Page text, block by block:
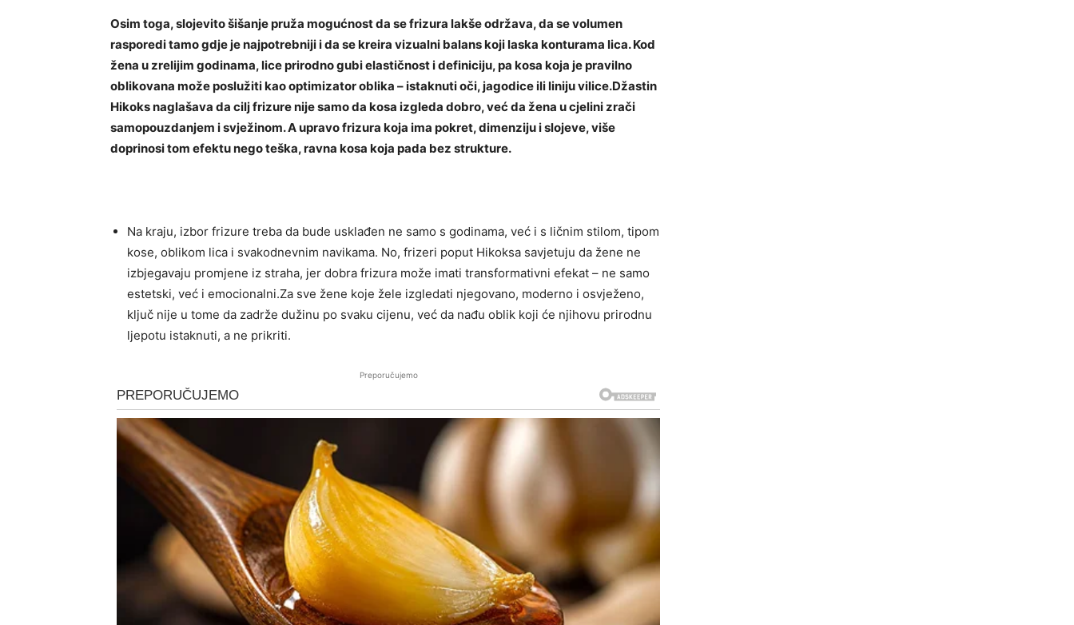
Osim toga, slojevito šišanje pruža mogućnost da se frizura lakše održava, da se volumen
rasporedi tamo gdje je najpotrebniji i da se kreira vizualni balans koji laska konturama lica. Kod
žena u zrelijim godinama, lice prirodno gubi elastičnost i definiciju, pa kosa koja je pravilno
oblikovana može poslužiti kao optimizator oblika – istaknuti oči, jagodice ili liniju vilice.Džastin
Hikoks naglašava da cilj frizure nije samo da kosa izgleda dobro, već da žena u cjelini zrači
samopouzdanjem i svježinom. A upravo frizura koja ima pokret, dimenziju i slojeve, više
doprinosi tom efektu nego teška, ravna kosa koja pada bez strukture.
Na kraju, izbor frizure treba da bude usklađen ne samo s godinama, već i s ličnim stilom, tipom
kose, oblikom lica i svakodnevnim navikama. No, frizeri poput Hikoksa savjetuju da žene ne
izbjegavaju promjene iz straha, jer dobra frizura može imati transformativni efekat – ne samo
estetski, već i emocionalni.Za sve žene koje žele izgledati njegovano, moderno i osvježeno,
ključ nije u tome da zadrže dužinu po svaku cijenu, već da nađu oblik koji će njihovu prirodnu
ljepotu istaknuti, a ne prikriti.
Preporučujemo